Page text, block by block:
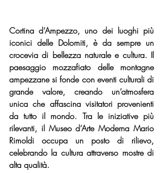
Cortina d’Ampezzo, uno dei luoghi più
iconici delle Dolomiti, è da sempre un
crocevia di bellezza naturale e cultura. Il
paesaggio mozzafiato delle montagne
ampezzane si fonde con eventi culturali di
grande valore, creando un’atmosfera
unica che affascina visitatori provenienti
da tutto il mondo. Tra le iniziative più
rilevanti, il Museo d’Arte Moderna Mario
Rimoldi occupa un posto di rilievo,
celebrando la cultura attraverso mostre di
alta qualità.